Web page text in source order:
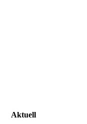
Aktuell